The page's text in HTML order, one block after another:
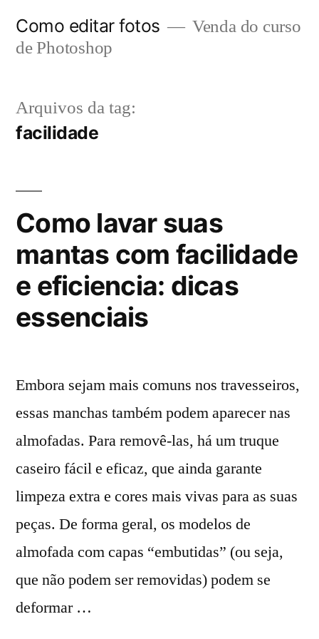
para
Como editar fotos
Venda do curso
de Photoshop
Arquivos da tag:
facilidade
Como lavar suas
mantas com facilidade
e eficiencia: dicas
essenciais
Embora sejam mais comuns nos travesseiros,
essas manchas também podem aparecer nas
almofadas. Para removê-las, há um truque
caseiro fácil e eficaz, que ainda garante
limpeza extra e cores mais vivas para as suas
peças. De forma geral, os modelos de
almofada com capas “embutidas” (ou seja,
que não podem ser removidas) podem se
deformar …